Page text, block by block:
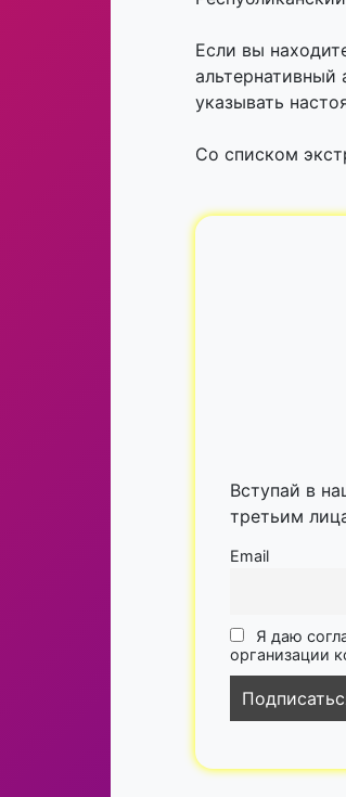
Если вы
альтернативный
указывать
Со списком
Вступай в
третьим
Email
Я даю
организации